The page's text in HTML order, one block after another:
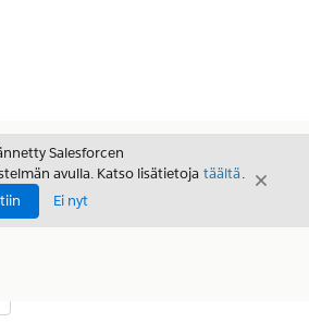
Salesforcen
avulla. Katso lisätietoja täältä.
Ei nyt
Sulje